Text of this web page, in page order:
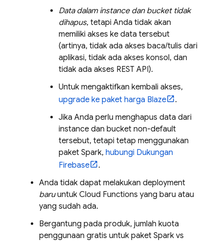
Data dalam instance dan bucket tidak
dihapus, tetapi Anda tidak akan
memiliki akses ke data tersebut
(artinya, tidak ada akses baca/tulis dari
aplikasi, tidak ada akses konsol, dan
tidak ada akses REST API).
Untuk mengaktifkan kembali akses,
upgrade ke paket harga Blaze
.
Jika Anda perlu menghapus data dari
instance dan bucket non-default
tersebut, tetapi tetap menggunakan
paket Spark, hubungi Dukungan
Firebase
.
Anda tidak dapat melakukan deployment
baruuntuk Cloud Functions yang baru atau
yang sudah ada.
Bergantung pada produk, jumlah kuota
penggunaan gratis untuk paket Spark vs